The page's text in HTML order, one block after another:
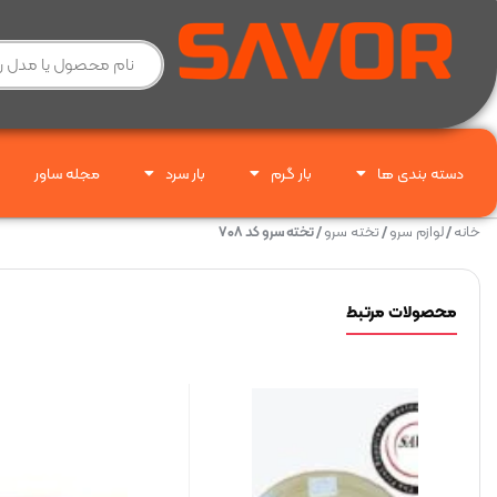
دسته بندی ها بار گرم بار سرد مجله ساور
خانه/لوازم سرو/تخته سرو/ تخته سرو کد ۷۰۸
محصولات مرتبط